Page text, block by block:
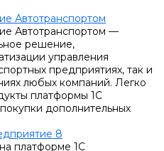
Автотранспортом
Автотранспортом —
решение,
управления
предприятиях, так и
любых компаний. Легко
платформы 1С
дополнительных
8
платформе 1С